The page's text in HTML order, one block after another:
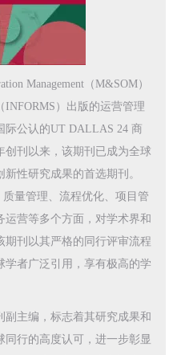
Management（M&SOM）
）出版的运营管理
际公认的UT DALLAS 24 商
创刊以来，该期刊已成为全球
性研究成果的首选期刊。
量管理、流程优化、项目管
营等多个方面，对学术界和
期刊以其严格的同行评审流程
者广泛引用，享有极高的学
主编，标志着其研究成果和
行的高度认可，进一步彰显